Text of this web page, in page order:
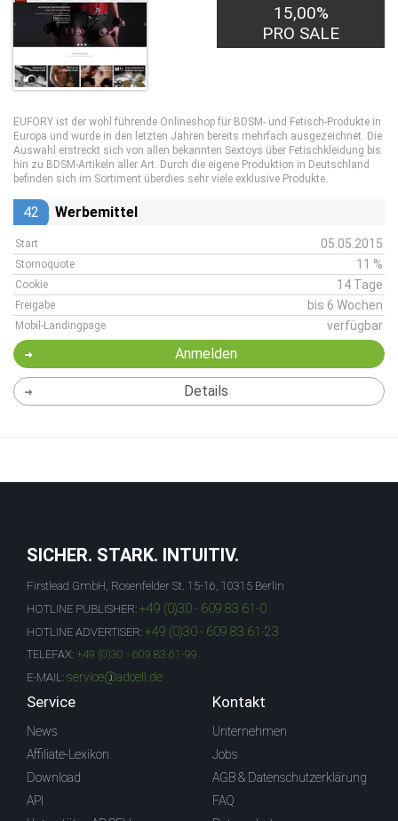
15,00%
PRO SALE
EUFORY ist der wohl führende Onlineshop für BDSM- und Fetisch-Produkte in
Europa und wurde in den letzten Jahren bereits mehrfach ausgezeichnet. Die
Auswahl erstreckt sich von allen bekannten Sextoys über Fetischkleidung bis
hin zu BDSM-Artikeln aller Art. Durch die eigene Produktion in Deutschland
befinden sich im Sortiment überdies sehr viele exklusive Produkte.
42 Werbemittel
Start 05.05.2015
Stornoquote 11 %
Cookie 14 Tage
Freigabe bis 6 Wochen
Mobil-Landingpage verfügbar
Anmelden
Details
SICHER. STARK. INTUITIV.
Firstlead GmbH, Rosenfelder St. 15-16, 10315 Berlin
HOTLINE PUBLISHER: +49 (0)30 - 609 83 61-0
HOTLINE ADVERTISER: +49 (0)30 - 609 83 61-23
TELEFAX: +49 (0)30 - 609 83 61-99
E-MAIL: service@adcell.de
Service
News
Affiliate-Lexikon
Download
API
Kontakt
Unternehmen
Jobs
AGB & Datenschutzerklärung
FAQ